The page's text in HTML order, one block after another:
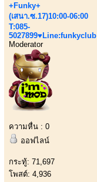
+Funky+
(เสนา.ซ.17)10:00-06:00
T:085-
5027899♥Line:funkyclub
Moderator
ความหื่น : 0
ออฟไลน์
กระทู้: 71,697
โพสต์: 4,936